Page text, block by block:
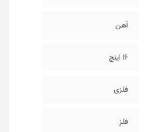
آهن
16 اینچ
فلزی
فلز